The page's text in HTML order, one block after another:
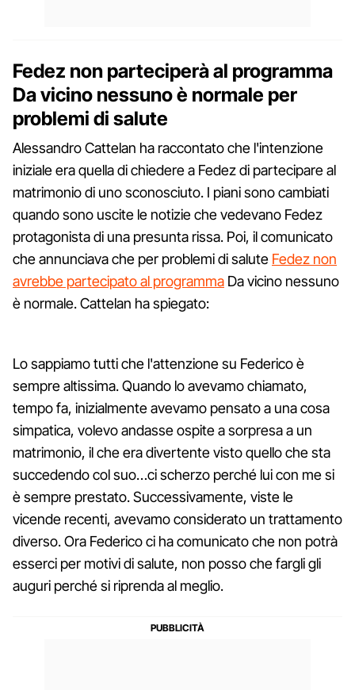
Fedez non parteciperà al programma
Da vicino nessuno è normale per
problemi di salute
Alessandro Cattelan ha raccontato che l'intenzione
iniziale era quella di chiedere a Fedez di partecipare al
matrimonio di uno sconosciuto. I piani sono cambiati
quando sono uscite le notizie che vedevano Fedez
protagonista di una presunta rissa. Poi, il comunicato
che annunciava che per problemi di salute Fedez non
avrebbe partecipato al programma Da vicino nessuno
è normale. Cattelan ha spiegato:
Lo sappiamo tutti che l'attenzione su Federico è
sempre altissima. Quando lo avevamo chiamato,
tempo fa, inizialmente avevamo pensato a una cosa
simpatica, volevo andasse ospite a sorpresa a un
matrimonio, il che era divertente visto quello che sta
succedendo col suo…ci scherzo perché lui con me si
è sempre prestato. Successivamente, viste le
vicende recenti, avevamo considerato un trattamento
diverso. Ora Federico ci ha comunicato che non potrà
esserci per motivi di salute, non posso che fargli gli
auguri perché si riprenda al meglio.